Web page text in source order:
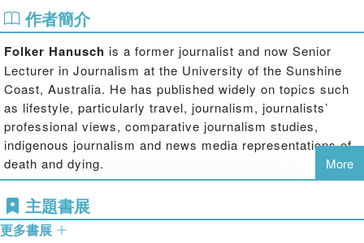
For the first time, this book presents a wide range of
studies which have engaged with the field of lifestyle
journalism in order to outline the various political,
economic, social and cultural tensions within it. Taking a
comparative view, the collection includes studies covering
four continents, including countries such as Australia,
China, Norway, Denmark, Singapore, the UK and the USA.
While keeping the broader lifestyle field in mind, the
chapters focus on a variety of sub-fields such as travel,
music, food, health, fashion and personal technology
journalism. This volume provides a fascinating account of
the different facets of lifestyle journalism, and charts the
way forward for a more sustained analysis of the field.
作者簡介
Folker Hanusch is a former journalist and now Senior
Lecturer in Journalism at the University of the Sunshine
Coast, Australia. He has published widely on topics such
as lifestyle, particularly travel, journalism, journalists’
professional views, comparative journalism studies,
indigenous journalism and news media representations of
death and dying.
More
主題書展
更多書展